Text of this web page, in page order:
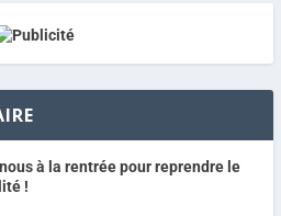
à la rentrée pour reprendre le
!